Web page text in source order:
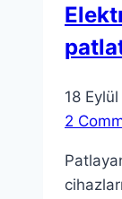
18
2